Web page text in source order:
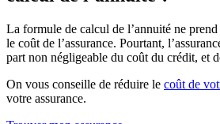
La formule de calcul de l’annuité ne
le coût de l’assurance. Pourtant,
part non négligeable du coût du crédit, et
On vous conseille de réduire le coût de
votre assurance.